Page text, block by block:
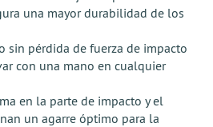
una mayor durabilidad de los
sin pérdida de fuerza de impacto
con una mano en cualquier
en la parte de impacto y el
un agarre óptimo para la